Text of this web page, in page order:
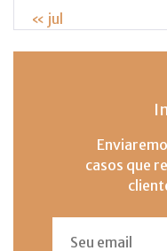
« jul
casos que